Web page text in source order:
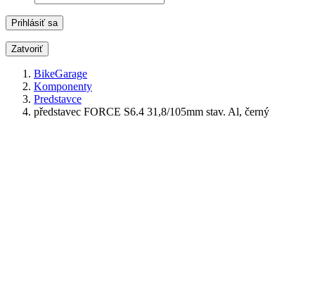
Zatvoriť
BikeGarage
Komponenty
Predstavce
představec FORCE S6.4 31,8/105mm stav. Al, černý